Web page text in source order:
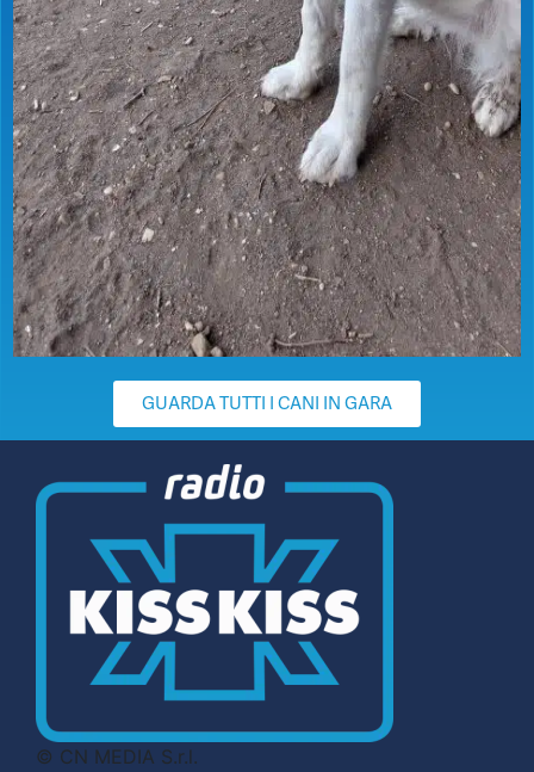
GUARDA TUTTI I CANI IN GARA
© CN MEDIA S.r.l.